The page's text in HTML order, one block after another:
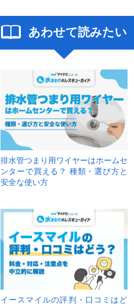
あわせて読みたい
排水管つまり用ワイヤーはホームセ
ンターで買える？ 種類・選び方と
安全な使い方
イースマイルの評判・口コミはど